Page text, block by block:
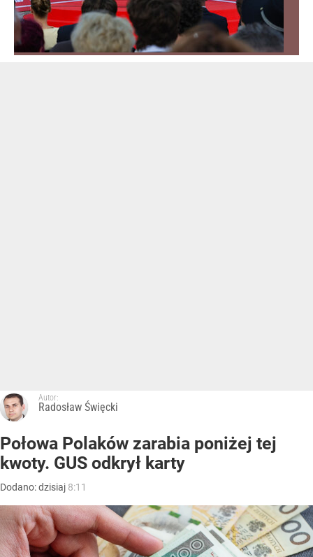
Autor:
Radosław Święcki
Połowa Polaków zarabia poniżej tej
kwoty. GUS odkrył karty
Dodano:dzisiaj 8:11